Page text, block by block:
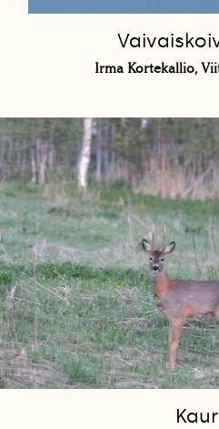
Irma Kortekallio,